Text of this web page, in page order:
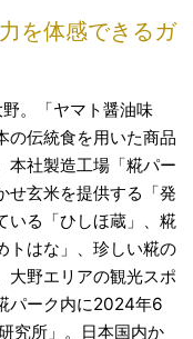
を体感できるガ
。「ヤマト醤油味
の伝統食を用いた商品
本社製造工場「糀パー
せ玄米を提供する「発
いる「ひしほ蔵」、糀
トはな」、珍しい糀の
大野エリアの観光スポ
パーク内に2024年6
究所」。日本国内か